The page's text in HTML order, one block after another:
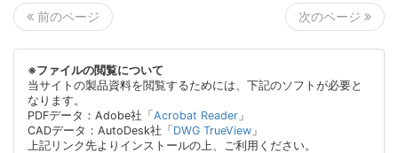
前のページ 次のページ
※ファイルの閲覧について
当サイトの製品資料を閲覧するためには、下記のソフトが必要と
なります。
PDFデータ：Adobe社「Acrobat Reader 」
CADデータ：AutoDesk社「DWG TrueView 」
上記リンク先よりインストールの上、ご利用ください。